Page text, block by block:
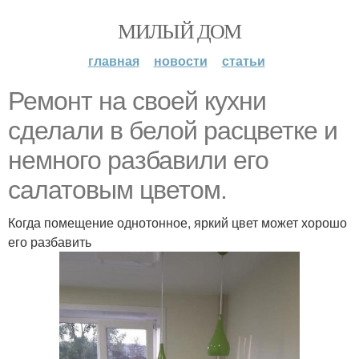
МИЛЫЙ ДОМ
главная новости статьи
Ремонт на своей кухни
сделали в белой расцветке и
немного разбавили его
салатовым цветом.
Когда помещение однотонное, яркий цвет может хорошо
его разбавить